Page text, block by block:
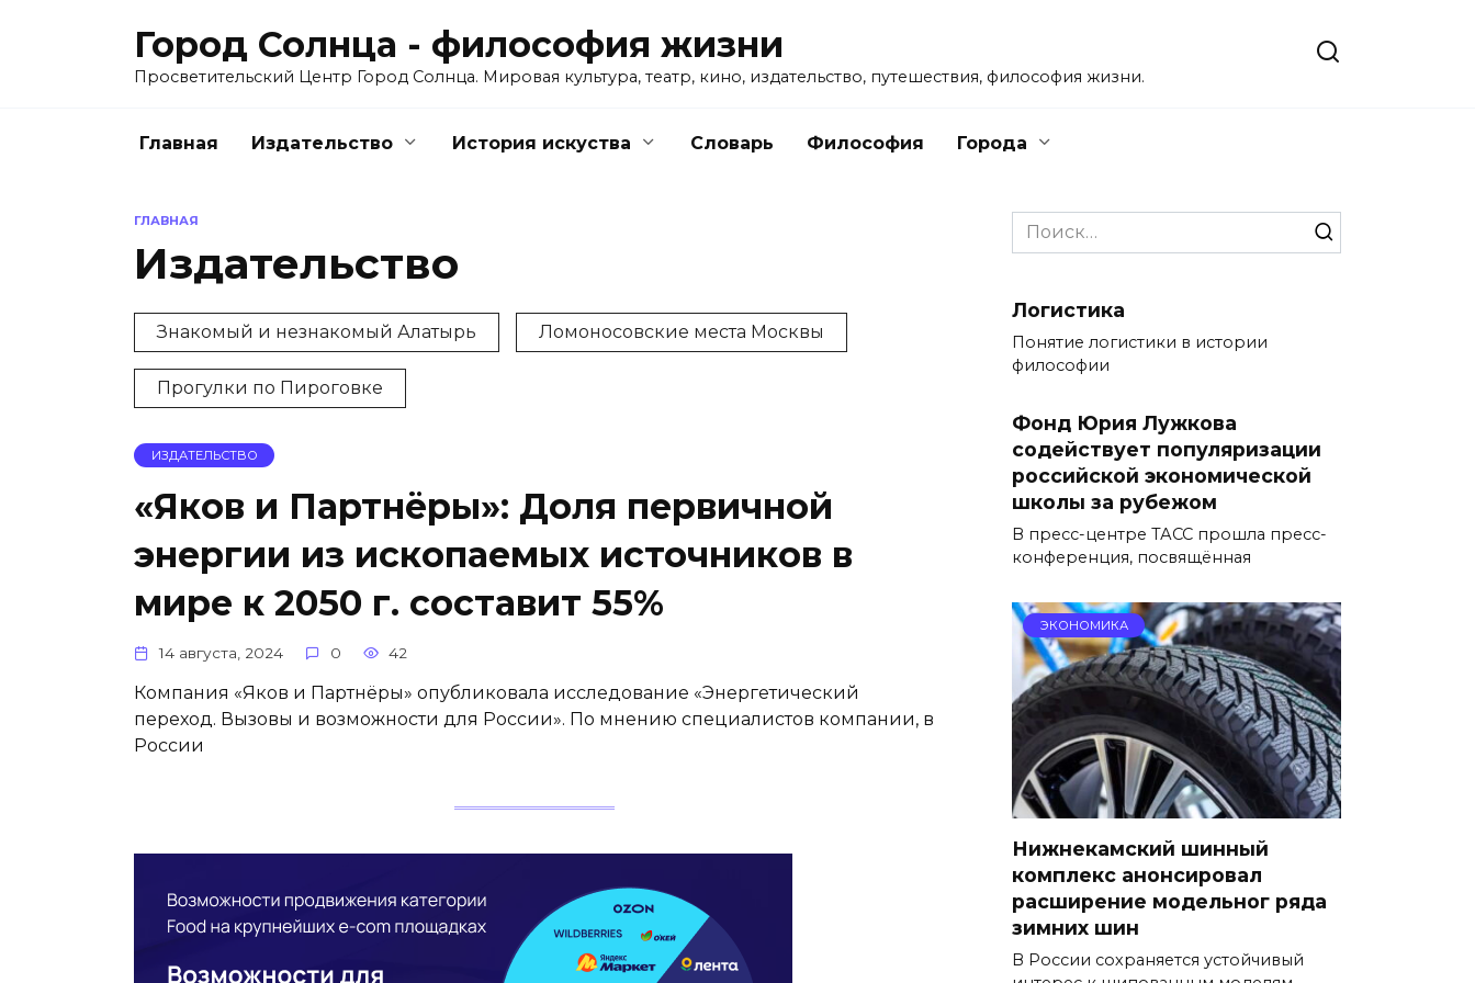
Город Солнца - философия жизни
Просветительский Центр Город Солнца. Мировая культура, театр, кино, издательство, путешествия, философия жизни.
Главная Издательство История искуства Словарь Философия Города
ГЛАВНАЯ
Издательство
Знакомый и незнакомый Алатырь Ломоносовские места Москвы
Прогулки по Пироговке
ИЗДАТЕЛЬСТВО
«Яков и Партнёры»: Доля первичной
энергии из ископаемых источников в
мире к 2050 г. составит 55%
14 августа, 2024 0 42
Компания «Яков и Партнёры» опубликовала исследование «Энергетический
переход. Вызовы и возможности для России». По мнению специалистов компании, в
России
Search
for:
Логистика
Понятие логистики в истории
философии
Фонд Юрия Лужкова
содействует популяризации
российской экономической
школы за рубежом
В пресс-центре ТАСС прошла пресс-
конференция, посвящённая
ЭКОНОМИКА
Нижнекамский шинный
комплекс анонсировал
расширение модельног ряда
зимних шин
В России сохраняется устойчивый